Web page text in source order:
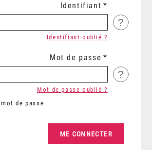
Identifiant
?
Identifiant oublié ?
Mot de passe
?
mot de passe
Mot de passe oublié ?